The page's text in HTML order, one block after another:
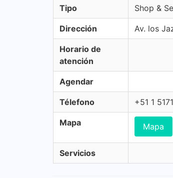
Tipo Shop &
Dirección Av. los
Horario de
atención
Agendar
Télefono +51 1
Mapa Mapa
Servicios